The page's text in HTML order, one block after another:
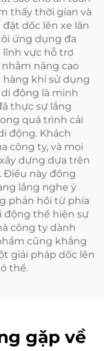
thấy thời gian và
đặt dốc lên xe lăn
ứng dụng đa
lĩnh vực hỗ trợ
nâng cao
hàng khi sử dụng
di động là minh
thực sự lắng
quá trình cải
động. Khách
công ty, và mọi
dựng dựa trên
Điều này đồng
lắng nghe ý
phản hồi từ phía
động thể hiện sự
công ty dành
cũng khẳng
giải pháp dốc lên
thể.
gặp về